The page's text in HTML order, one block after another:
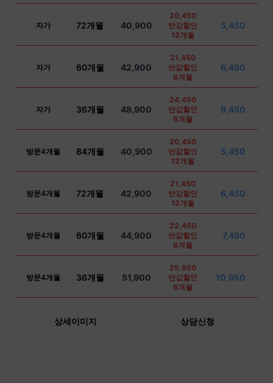
자가 72개월 40,900
20,450
반값할인
12개월
5,450
자가 60개월 42,900
21,450
반값할인
6개월
6,450
자가 36개월 48,900
24,450
반값할인
6개월
9,450
방문4개월 84개월 40,900
20,450
반값할인
12개월
5,450
방문4개월 72개월 42,900
21,450
반값할인
12개월
6,450
방문4개월 60개월 44,900
22,450
반값할인
6개월
7,450
방문4개월 36개월 51,900
25,950
반값할인
6개월
10,950
상세이미지 상담신청